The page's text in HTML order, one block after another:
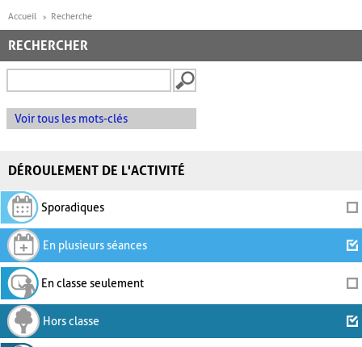
Accueil Recherche
RECHERCHER
Voir tous les mots-clés
DÉROULEMENT DE L'ACTIVITÉ
Sporadiques
En plusieurs séances
En classe seulement
Hors classe